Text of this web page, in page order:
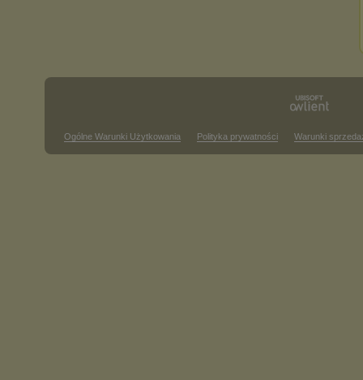
Ogólne Warunki Użytkowania Polityka prywatności Warunki